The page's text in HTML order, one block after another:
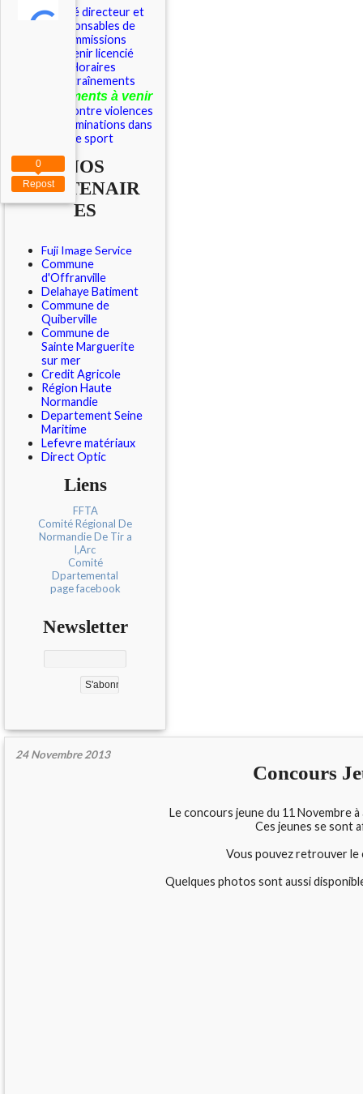
Comité directeur et
responsables de
commissions
Devenir licencié
Horaires
d'entraînements
vénements à venir
Outils contre violences
et discriminations dans
le sport
NOS
PARTENAIR
ES
Fuji Image Service
Commune
d'Offranville
Delahaye Batiment
Commune de
Quiberville
Commune de
Sainte Marguerite
sur mer
Credit Agricole
Région Haute
Normandie
Departement Seine
Maritime
Lefevre matériaux
Direct Optic
Liens
FFTA
Comité Régional De
Normandie De Tir a
l,Arc
Comité
Dpartemental
page facebook
Newsletter
24 Novembre 2013
Concours
Le concours jeune du 11 Novembre
Ces jeunes se sont
Vous pouvez retrouver le
Quelques photos sont aussi
Repost
0